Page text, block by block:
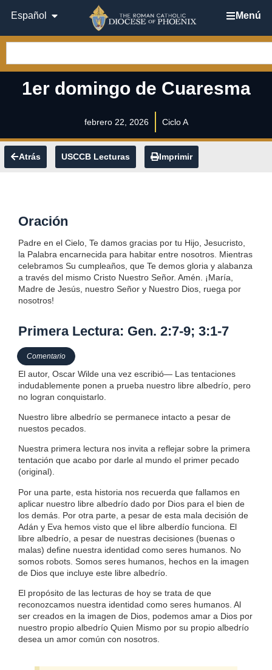
Español Menú
1er domingo de Cuaresma
febrero 22, 2026 Ciclo A
Atrás USCCB Lecturas Imprimir
Oración
Padre en el Cielo, Te damos gracias por tu Hijo, Jesucristo,
la Palabra encarnecida para habitar entre nosotros. Mientras
celebramos Su cumpleaños, que Te demos gloria y alabanza
a través del mismo Cristo Nuestro Señor. Amén. ¡María,
Madre de Jesús, nuestro Señor y Nuestro Dios, ruega por
nosotros!
Primera Lectura: Gen. 2:7-9; 3:1-7
Comentario
El autor, Oscar Wilde una vez escribió— Las tentaciones
indudablemente ponen a prueba nuestro libre albedrío, pero
no logran conquistarlo.
Nuestro libre albedrío se permanece intacto a pesar de
nuestos pecados.
Nuestra primera lectura nos invita a reflejar sobre la primera
tentación que acabo por darle al mundo el primer pecado
(original).
Por una parte, esta historia nos recuerda que fallamos en
aplicar nuestro libre albedrío dado por Dios para el bien de
los demás. Por otra parte, a pesar de esta mala decisión de
Adán y Eva hemos visto que el libre alberdío funciona. El
libre albedrío, a pesar de nuestras decisiones (buenas o
malas) define nuestra identidad como seres humanos. No
somos robots. Somos seres humanos, hechos en la imagen
de Dios que incluye este libre albedrío.
El propósito de las lecturas de hoy se trata de que
reconozcamos nuestra identidad como seres humanos. Al
ser creados en la imagen de Dios, podemos amar a Dios por
nuestro propio albedrío Quien Mismo por su propio albedrío
desea un amor común con nosotros.